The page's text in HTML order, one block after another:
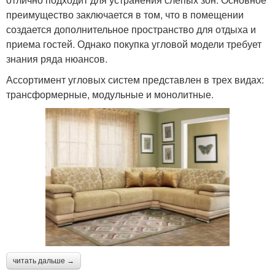
преимущество заключается в том, что в помещении
создается дополнительное пространство для отдыха и
приема гостей. Однако покупка угловой модели требует
знания ряда нюансов.
Ассортимент угловых систем представлен в трех видах:
трансформерные, модульные и монолитные.
читать дальше →